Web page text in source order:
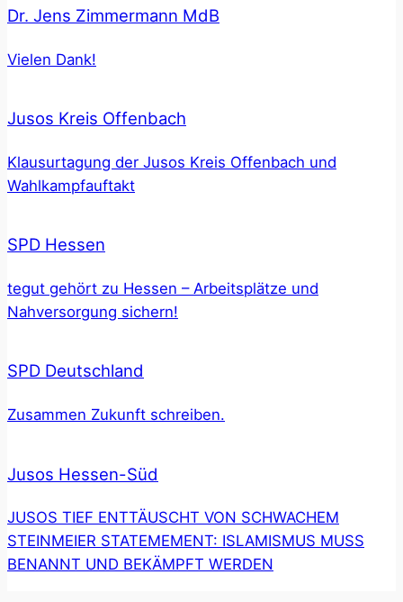
Dr. Jens Zimmermann MdB
Vielen Dank!
Jusos Kreis Offenbach
Klausurtagung der Jusos Kreis Offenbach und
Wahlkampfauftakt
SPD Hessen
tegut gehört zu Hessen – Arbeitsplätze und
Nahversorgung sichern!
SPD Deutschland
Zusammen Zukunft schreiben.
Jusos Hessen-Süd
JUSOS TIEF ENTTÄUSCHT VON SCHWACHEM
STEINMEIER STATEMEMENT: ISLAMISMUS MUSS
BENANNT UND BEKÄMPFT WERDEN